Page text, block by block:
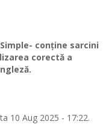
conține sarcini
corectă a
10 Aug 2025 - 17:22.